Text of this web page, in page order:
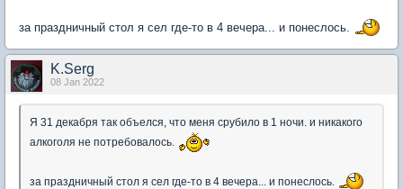
за праздничный стол я сел где-то в 4 вечера... и понеслось.
K.Serg
08 Jan 2022
Я 31 декабря так объелся, что меня срубило в 1 ночи. и никакого
алкоголя не потребовалось.
за праздничный стол я сел где-то в 4 вечера... и понеслось.